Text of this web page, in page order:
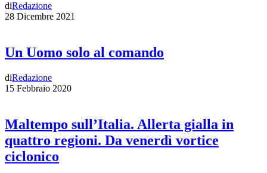
diRedazione
28 Dicembre 2021
Un Uomo solo al comando
diRedazione
15 Febbraio 2020
Maltempo sull’Italia. Allerta gialla in
quattro regioni. Da venerdì vortice
ciclonico